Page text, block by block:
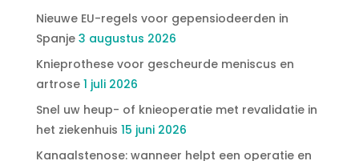
Nieuwe EU-regels voor gepensiodeerden in
Spanje 3 augustus 2026
Knieprothese voor gescheurde meniscus en
artrose 1 juli 2026
Snel uw heup- of knieoperatie met revalidatie in
het ziekenhuis 15 juni 2026
Kanaalstenose: wanneer helpt een operatie en